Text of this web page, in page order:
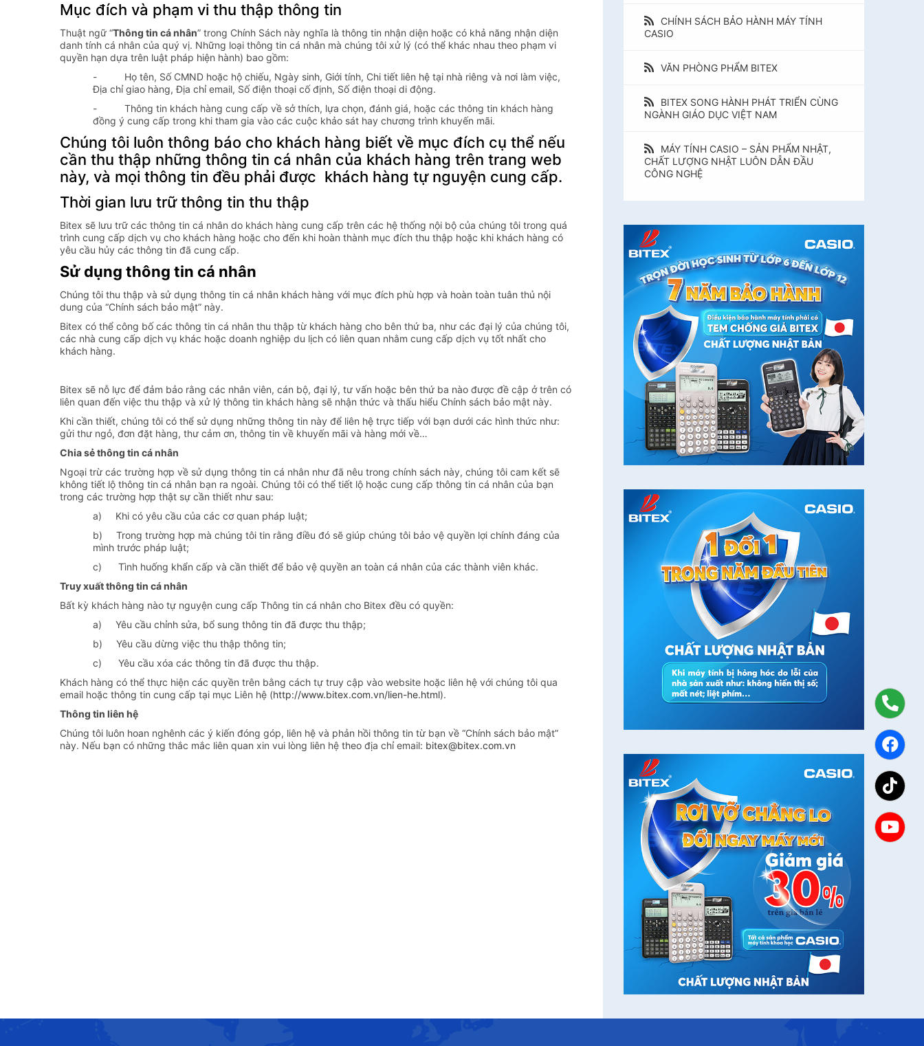
Mục đích và phạm vi thu thập thông tin
Thuật ngữ “Thông tin cá nhân” trong Chính Sách này nghĩa là thông tin nhận diện hoặc có khả năng nhận diện
danh tính cá nhân của quý vị. Những loại thông tin cá nhân mà chúng tôi xử lý (có thể khác nhau theo phạm vi
quyền hạn dựa trên luật pháp hiện hành) bao gồm:
- Họ tên, Số CMND hoặc hộ chiếu, Ngày sinh, Giới tính, Chi tiết liên hệ tại nhà riêng và nơi làm việc,
Địa chỉ giao hàng, Địa chỉ email, Số điện thoại cố định, Số điện thoại di động.
- Thông tin khách hàng cung cấp về sở thích, lựa chọn, đánh giá, hoặc các thông tin khách hàng
đồng ý cung cấp trong khi tham gia vào các cuộc khảo sát hay chương trình khuyến mãi.
Chúng tôi luôn thông báo cho khách hàng biết về mục đích cụ thể nếu
cần thu thập những thông tin cá nhân của khách hàng trên trang web
này, và mọi thông tin đều phải được khách hàng tự nguyện cung cấp.
Thời gian lưu trữ thông tin thu thập
Bitex sẽ lưu trữ các thông tin cá nhân do khách hàng cung cấp trên các hệ thống nội bộ của chúng tôi trong quá
trình cung cấp dịch vụ cho khách hàng hoặc cho đến khi hoàn thành mục đích thu thập hoặc khi khách hàng có
yêu cầu hủy các thông tin đã cung cấp.
Sử dụng thông tin cá nhân
Chúng tôi thu thập và sử dụng thông tin cá nhân khách hàng với mục đích phù hợp và hoàn toàn tuân thủ nội
dung của “Chính sách bảo mật” này.
Bitex có thể công bố các thông tin cá nhân thu thập từ khách hàng cho bên thứ ba, như các đại lý của chúng tôi,
các nhà cung cấp dịch vụ khác hoặc doanh nghiệp du lịch có liên quan nhằm cung cấp dịch vụ tốt nhất cho
khách hàng.
Bitex sẽ nỗ lực để đảm bảo rằng các nhân viên, cán bộ, đại lý, tư vấn hoặc bên thứ ba nào được đề cập ở trên có
liên quan đến việc thu thập và xử lý thông tin khách hàng sẽ nhận thức và thấu hiểu Chính sách bảo mật này.
Khi cần thiết, chúng tôi có thể sử dụng những thông tin này để liên hệ trực tiếp với bạn dưới các hình thức như:
gửi thư ngỏ, đơn đặt hàng, thư cảm ơn, thông tin về khuyến mãi và hàng mới về…
Chia sẻ thông tin cá nhân
Ngoại trừ các trường hợp về sử dụng thông tin cá nhân như đã nêu trong chính sách này, chúng tôi cam kết sẽ
không tiết lộ thông tin cá nhân bạn ra ngoài. Chúng tôi có thể tiết lộ hoặc cung cấp thông tin cá nhân của bạn
trong các trường hợp thật sự cần thiết như sau:
a) Khi có yêu cầu của các cơ quan pháp luật;
b) Trong trường hợp mà chúng tôi tin rằng điều đó sẽ giúp chúng tôi bảo vệ quyền lợi chính đáng của
mình trước pháp luật;
c) Tình huống khẩn cấp và cần thiết để bảo vệ quyền an toàn cá nhân của các thành viên khác.
Truy xuất thông tin cá nhân
Bất kỳ khách hàng nào tự nguyện cung cấp Thông tin cá nhân cho Bitex đều có quyền:
a) Yêu cầu chỉnh sửa, bổ sung thông tin đã được thu thập;
b) Yêu cầu dừng việc thu thập thông tin;
c) Yêu cầu xóa các thông tin đã được thu thập.
Khách hàng có thể thực hiện các quyền trên bằng cách tự truy cập vào website hoặc liên hệ với chúng tôi qua
email hoặc thông tin cung cấp tại mục Liên hệ (http://www.bitex.com.vn/lien-he.html).
Thông tin liên hệ
Chúng tôi luôn hoan nghênh các ý kiến đóng góp, liên hệ và phản hồi thông tin từ bạn về “Chính sách bảo mật”
này. Nếu bạn có những thắc mắc liên quan xin vui lòng liên hệ theo địa chỉ email: bitex@bitex.com.vn
CHÍNH SÁCH BẢO HÀNH MÁY TÍNH
CASIO
VĂN PHÒNG PHẨM BITEX
BITEX SONG HÀNH PHÁT TRIỂN CÙNG
NGÀNH GIÁO DỤC VIỆT NAM
MÁY TÍNH CASIO – SẢN PHẨM NHẬT,
CHẤT LƯỢNG NHẬT LUÔN DẪN ĐẦU
CÔNG NGHỆ